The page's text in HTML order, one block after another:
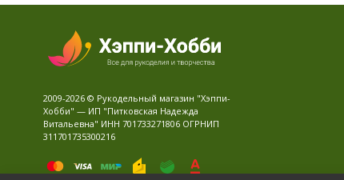
2009-2026 © Рукодельный магазин "Хэппи-
Хобби" — ИП "Питковская Надежда
Витальевна" ИНН 701733271806 ОГРНИП
311701735300216